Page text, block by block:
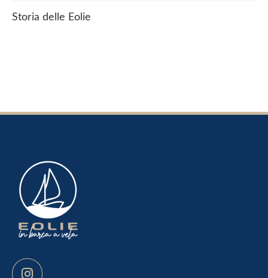
Storia delle Eolie